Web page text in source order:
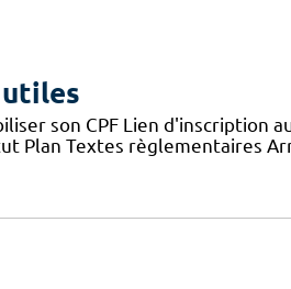
son CPF Lien d'inscription
Plan Textes règlementaires